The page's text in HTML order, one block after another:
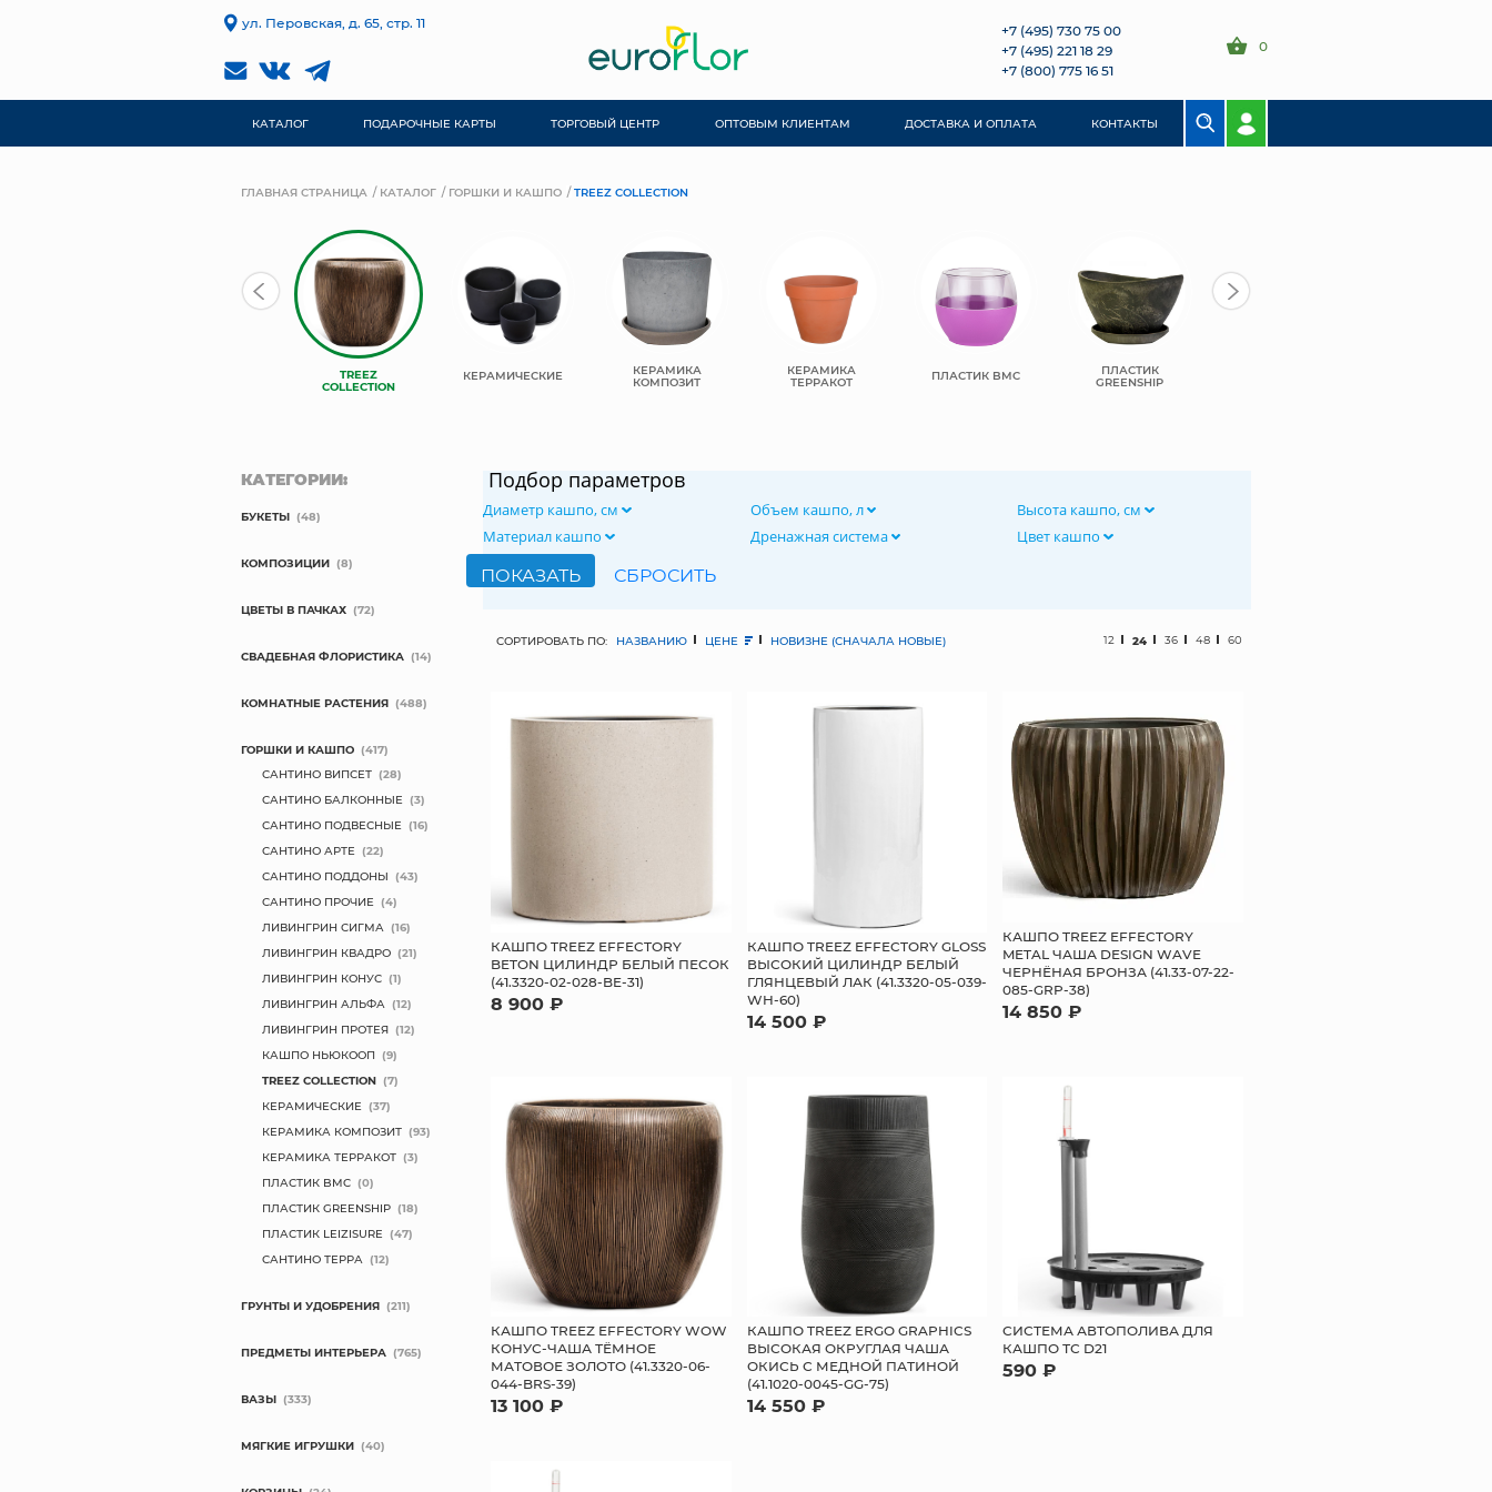
ул. Перовская, д. 65, стр. 11
+7 (495) 730 75 00
+7 (495) 221 18 29
+7 (800) 775 16 51
0
КАТАЛОГ ПОДАРОЧНЫЕ КАРТЫ ТОРГОВЫЙ ЦЕНТР ОПТОВЫМ КЛИЕНТАМ ДОСТАВКА И ОПЛАТА КОНТАКТЫ
ГЛАВНАЯ СТРАНИЦА КАТАЛОГ ГОРШКИ И КАШПО TREEZ COLLECTION
TREEZ
COLLECTION
КЕРАМИЧЕСКИЕ КЕРАМИКА
КОМПОЗИТ
КЕРАМИКА
ТЕРРАКОТ ПЛАСТИК BMC ПЛАСТИК
GREENSHIP
Подбор параметров
Диаметр кашпо, см Объем кашпо, л
Высота кашпо, см
Материал кашпо
Дренажная система Цвет кашпо
СОРТИРОВАТЬ ПО: НАЗВАНИЮ ЦЕНЕ НОВИЗНЕ (СНАЧАЛА НОВЫЕ) 12 24 36 48 60
КАШПО TREEZ EFFECTORY
BETON ЦИЛИНДР БЕЛЫЙ ПЕСОК
(41.3320-02-028-BE-31)
8 900 ₽
КАШПО TREEZ EFFECTORY GLOSS
ВЫСОКИЙ ЦИЛИНДР БЕЛЫЙ
ГЛЯНЦЕВЫЙ ЛАК (41.3320-05-039-
WH-60)
14 500 ₽
КАШПО TREEZ EFFECTORY
METAL ЧАША DESIGN WAVE
ЧЕРНЁНАЯ БРОНЗА (41.33-07-22-
085-GRP-38)
14 850 ₽
КАШПО TREEZ EFFECTORY WOW
КОНУС-ЧАША ТЁМНОЕ
МАТОВОЕ ЗОЛОТО (41.3320-06-
044-BRS-39)
13 100 ₽
КАШПО TREEZ ERGO GRAPHICS
ВЫСОКАЯ ОКРУГЛАЯ ЧАША
ОКИСЬ С МЕДНОЙ ПАТИНОЙ
(41.1020-0045-GG-75)
14 550 ₽
СИСТЕМА АВТОПОЛИВА ДЛЯ
КАШПО ТС D21
590 ₽
КАТЕГОРИИ:
БУКЕТЫ (48)
КОМПОЗИЦИИ (8)
ЦВЕТЫ В ПАЧКАХ (72)
СВАДЕБНАЯ ФЛОРИСТИКА (14)
КОМНАТНЫЕ РАСТЕНИЯ (488)
ГОРШКИ И КАШПО (417)
САНТИНО ВИПСЕТ (28)
САНТИНО БАЛКОННЫЕ (3)
САНТИНО ПОДВЕСНЫЕ (16)
САНТИНО АРТЕ (22)
САНТИНО ПОДДОНЫ (43)
САНТИНО ПРОЧИЕ (4)
ЛИВИНГРИН СИГМА (16)
ЛИВИНГРИН КВАДРО (21)
ЛИВИНГРИН КОНУС (1)
ЛИВИНГРИН АЛЬФА (12)
ЛИВИНГРИН ПРОТЕЯ (12)
КАШПО НЬЮКООП (9)
TREEZ COLLECTION (7)
КЕРАМИЧЕСКИЕ (37)
КЕРАМИКА КОМПОЗИТ (93)
КЕРАМИКА ТЕРРАКОТ (3)
ПЛАСТИК BMC (0)
ПЛАСТИК GREENSHIP (18)
ПЛАСТИК LEIZISURE (47)
САНТИНО ТЕРРА (12)
ГРУНТЫ И УДОБРЕНИЯ (211)
ПРЕДМЕТЫ ИНТЕРЬЕРА (765)
ВАЗЫ (333)
МЯГКИЕ ИГРУШКИ (40)